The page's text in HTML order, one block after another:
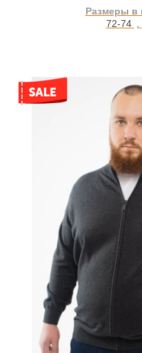
Размеры в
72-74 ,